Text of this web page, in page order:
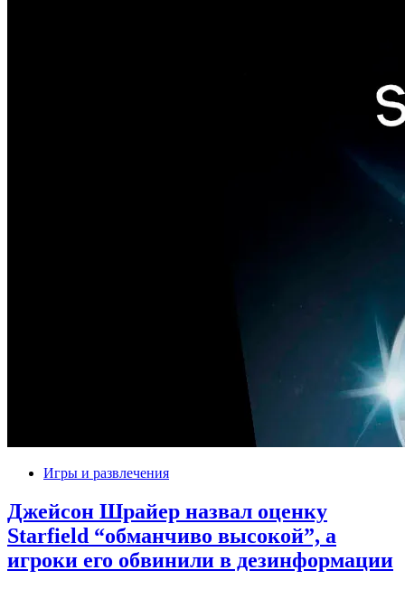
Игры и развлечения
Джейсон Шрайер назвал оценку
Starfield “обманчиво высокой”, а
игроки его обвинили в дезинформации